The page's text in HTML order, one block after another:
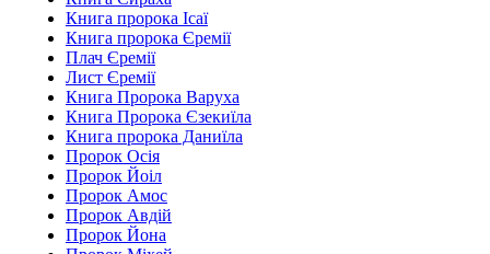
Книга пророка Ісаї
Книга пророка Єремії
Плач Єремії
Лист Єремії
Книга Пророка Варуха
Книга Пророка Єзекиїла
Книга пророка Даниїла
Пророк Осія
Пророк Йоіл
Пророк Амос
Пророк Авдій
Пророк Йона